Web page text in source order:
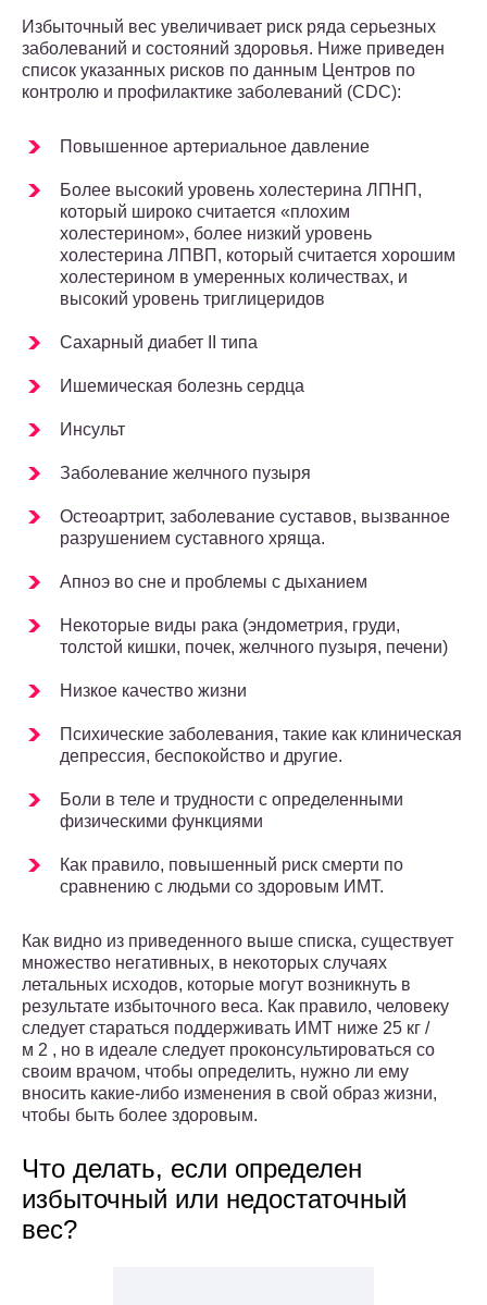
Избыточный вес увеличивает риск ряда серьезных
заболеваний и состояний здоровья. Ниже приведен
список указанных рисков по данным Центров по
контролю и профилактике заболеваний (CDC):
Повышенное артериальное давление
Более высокий уровень холестерина ЛПНП,
который широко считается «плохим
холестерином», более низкий уровень
холестерина ЛПВП, который считается хорошим
холестерином в умеренных количествах, и
высокий уровень триглицеридов
Сахарный диабет II типа
Ишемическая болезнь сердца
Инсульт
Заболевание желчного пузыря
Остеоартрит, заболевание суставов, вызванное
разрушением суставного хряща.
Апноэ во сне и проблемы с дыханием
Некоторые виды рака (эндометрия, груди,
толстой кишки, почек, желчного пузыря, печени)
Низкое качество жизни
Психические заболевания, такие как клиническая
депрессия, беспокойство и другие.
Боли в теле и трудности с определенными
физическими функциями
Как правило, повышенный риск смерти по
сравнению с людьми со здоровым ИМТ.
Как видно из приведенного выше списка, существует
множество негативных, в некоторых случаях
летальных исходов, которые могут возникнуть в
результате избыточного веса. Как правило, человеку
следует стараться поддерживать ИМТ ниже 25 кг /
м 2 , но в идеале следует проконсультироваться со
своим врачом, чтобы определить, нужно ли ему
вносить какие-либо изменения в свой образ жизни,
чтобы быть более здоровым.
Что делать, если определен
избыточный или недостаточный
вес?